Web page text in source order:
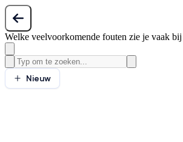
Welke veelvoorkomende fouten zie je vaak
Nieuw